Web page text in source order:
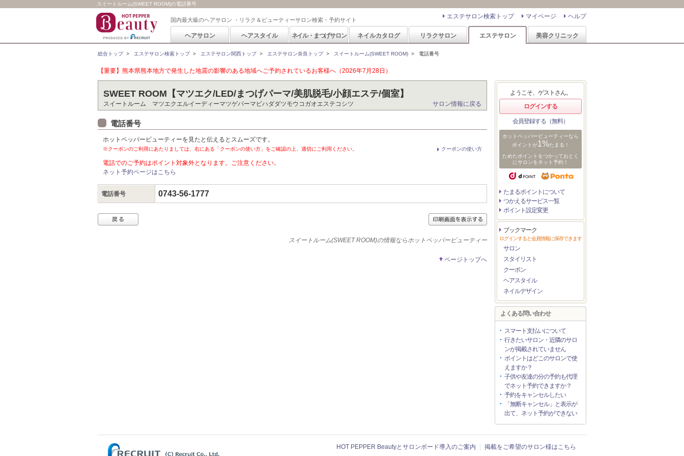
スイートルーム(SWEET ROOM)の電話番号
国内最大級のヘアサロン ・リラク＆ビューティーサロン検索・予約サイト ヘルプ
マイページ
エステサロン検索トップ
ヘアサロン ヘアスタイル ネイル・まつげサロン ネイルカタログ リラクサロン エステサロン 美容クリニック
総合トップ> エステサロン検索トップ> エステサロン関西トップ> エステサロン奈良トップ> スイートルーム(SWEET ROOM) > 電話番号
【重要】熊本県熊本地方で発生した地震の影響のある地域へご予約されているお客様へ（2026年7月28日）
SWEET ROOM【マツエク/LED/まつげパーマ/美肌脱毛/小顔エステ/個室】
スイートルーム マツエクエルイーディーマツゲパーマビハダダツモウコガオエステコシツ サロン情報に戻る
電話番号
ホットペッパービューティーを見たと伝えるとスムーズです。
※クーポンのご利用にあたりましては、右にある「クーポンの使い方」をご確認の上、適切にご利用ください。 クーポンの使い方
電話でのご予約はポイント対象外となります。ご注意ください。
ネット予約ページはこちら
電話番号 0743-56-1777
スイートルーム(SWEET ROOM)の情報ならホットペッパービューティー
ページトップへ
ようこそ、ゲストさん。
ログインする
会員登録する（無料）
ホットペッパービューティーなら
ポイントが1%たまる！
ためたポイントをつかっておとく
にサロンをネット予約！
たまるポイントについて
つかえるサービス一覧
ポイント設定変更
ブックマーク
ログインすると会員情報に保存できます
サロン
スタイリスト
クーポン
ヘアスタイル
ネイルデザイン
よくある問い合わせ
スマート支払いについて
行きたいサロン・近隣のサロ
ンが掲載されていません
ポイントはどこのサロンで使
えますか？
子供や友達の分の予約も代理
でネット予約できますか？
予約をキャンセルしたい
「無断キャンセル」と表示が
出て、ネット予約ができない
HOT PEPPER Beautyとサロンボード導入のご案内 掲載をご希望のサロン様はこちら